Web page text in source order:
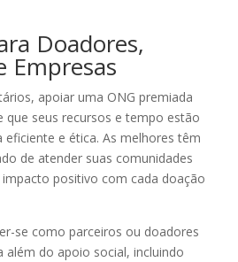
Doadores,
Empresas
apoiar uma ONG premiada
que seus recursos e tempo estão
e ética. As melhores têm
de atender suas comunidades
positivo com cada doação
se como parceiros ou doadores
além do apoio social, incluindo